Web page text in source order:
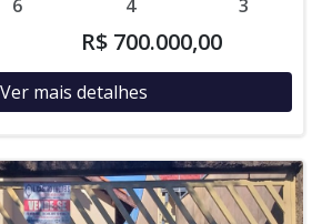
6 4 3
R$ 700.000,00
Ver mais detalhes